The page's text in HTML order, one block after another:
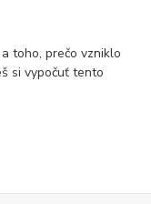
toho, prečo vzniklo
si vypočuť tento